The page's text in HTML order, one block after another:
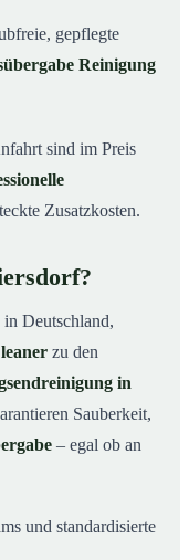
gepflegte
Reinigung
sind im Preis
Zusatzkosten.
in Deutschland,
zu den
in
Sauberkeit,
– egal ob an
und standardisierte